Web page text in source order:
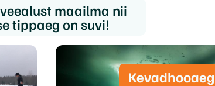
maailma nii
tippaeg on suvi!
Kevadhooaeg